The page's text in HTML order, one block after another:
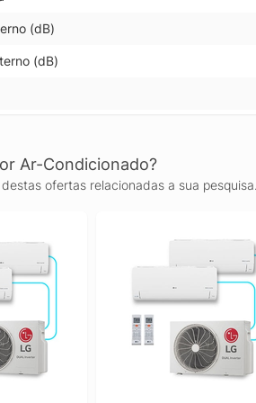
(dB)
(dB)
Ar-Condicionado?
ofertas relacionadas a sua